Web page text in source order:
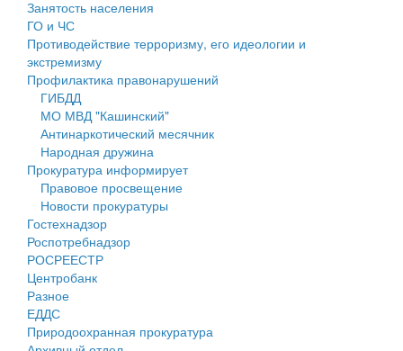
Оценка регулирующего воздействия
Деятельность МУ
Нормативы градостроительного проектирования
Правила землепользования и застройки
Генеральные планы
Проекты планировки территории
Собрание депутатов
Городское поселение
Сельские поселения
Занятость населения
ГО и ЧС
Противодействие терроризму, его идеологии и
экстремизму
Профилактика правонарушений
ГИБДД
МО МВД "Кашинский"
Антинаркотический месячник
Народная дружина
Прокуратура информирует
Правовое просвещение
Новости прокуратуры
Гостехнадзор
Роспотребнадзор
РОСРЕЕСТР
Центробанк
Разное
ЕДДС
Природоохранная прокуратура